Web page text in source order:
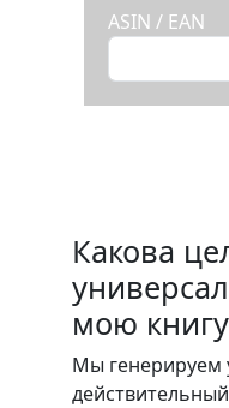
ASIN / EAN
Какова
мою
Мы генерируем